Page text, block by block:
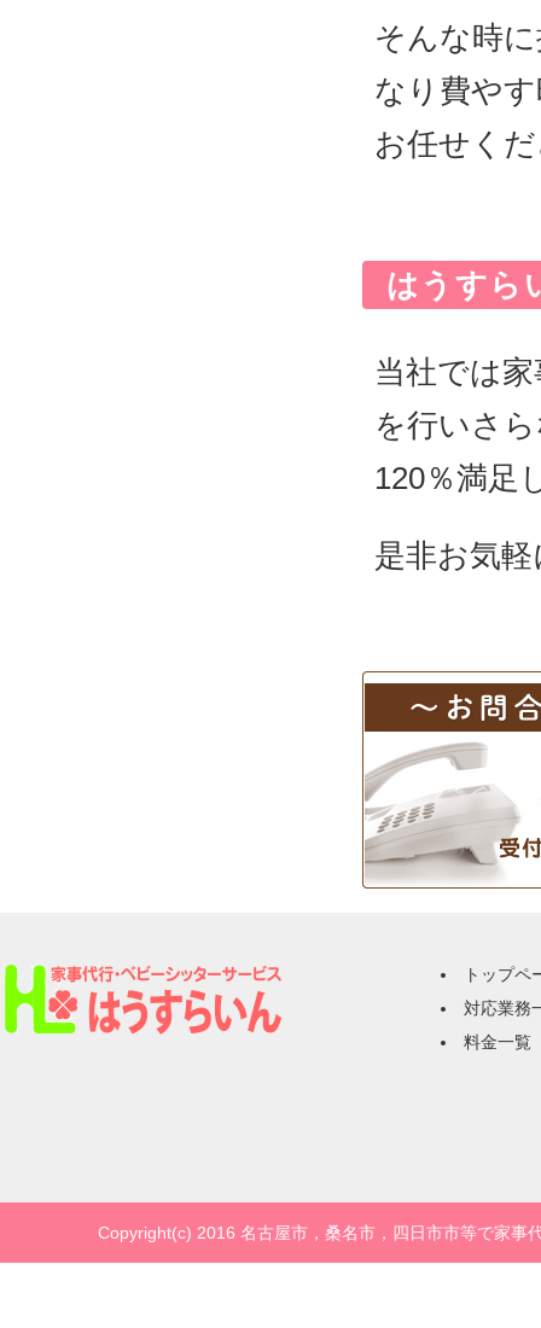
そんな時
なり費や
お任せく
はうすら
当社では
を行いさ
120％満足
是非お気
トップペ
対応業務
料金一覧
Copyright(c) 2016 名古屋市，桑名市，四日市市等で家事